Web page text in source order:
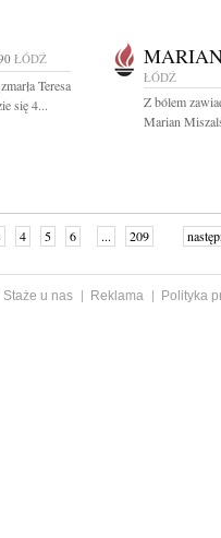
ŁÓDŹ
Teresa
się 4...
ŁÓDŹ
Z bólem
Marian
4 5 6 ... 209
Staże u nas Reklama
Polityka